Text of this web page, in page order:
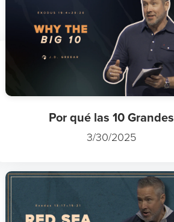
Por qué las 10 Grandes
3/30/2025